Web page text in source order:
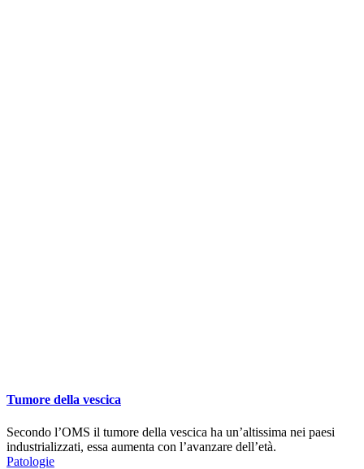
Tumore della vescica
Secondo l’OMS il tumore della vescica ha un’altissima nei paesi
industrializzati, essa aumenta con l’avanzare dell’età.
Patologie